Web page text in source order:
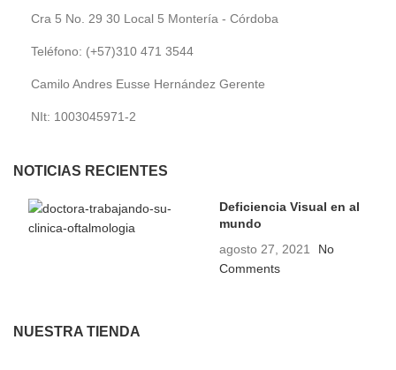
Cra 5 No. 29 30 Local 5 Montería - Córdoba
Teléfono: (+57)310 471 3544
Camilo Andres Eusse Hernández Gerente
NIt: 1003045971-2
NOTICIAS RECIENTES
Deficiencia Visual en al
mundo
agosto 27, 2021
No
Comments
NUESTRA TIENDA